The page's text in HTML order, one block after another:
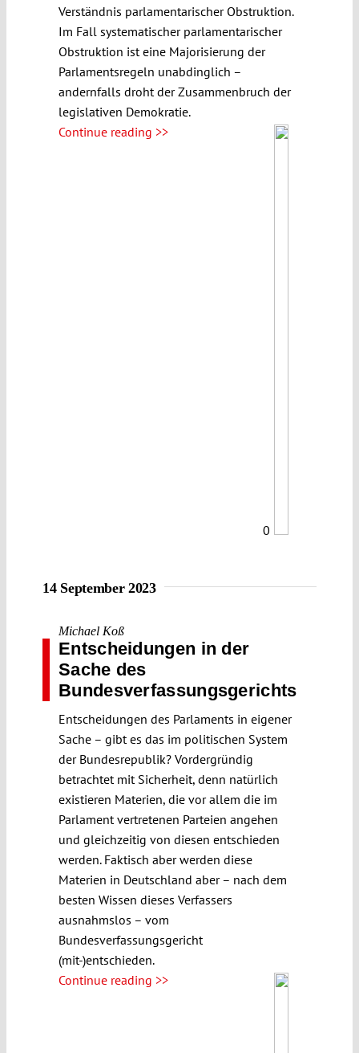
Verständnis parlamentarischer Obstruktion.
Im Fall systematischer parlamentarischer
Obstruktion ist eine Majorisierung der
Parlamentsregeln unabdinglich –
andernfalls droht der Zusammenbruch der
legislativen Demokratie.
Continue reading >>
0
14 September 2023
Michael Koß
Entscheidungen in der
Sache des
Bundesverfassungsgerichts
Entscheidungen des Parlaments in eigener
Sache – gibt es das im politischen System
der Bundesrepublik? Vordergründig
betrachtet mit Sicherheit, denn natürlich
existieren Materien, die vor allem die im
Parlament vertretenen Parteien angehen
und gleichzeitig von diesen entschieden
werden. Faktisch aber werden diese
Materien in Deutschland aber – nach dem
besten Wissen dieses Verfassers
ausnahmslos – vom
Bundesverfassungsgericht
(mit-)entschieden.
Continue reading >>